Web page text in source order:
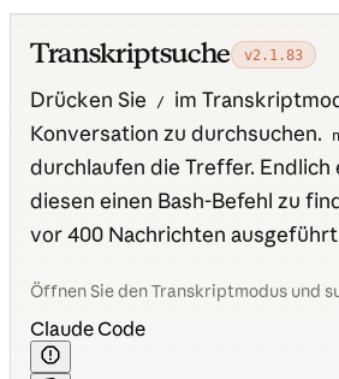
Transkriptsuche v2.1.83
Drücken Sie /
im
Konversation zu durchsuchen.
n
durchlaufen die Treffer. Endlich
diesen einen Bash-Befehl zu
vor 400 Nachrichten
Öffnen Sie den Transkriptmodus und
Claude Code